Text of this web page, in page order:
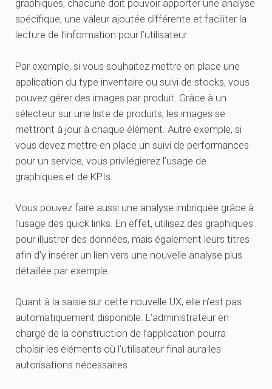
graphiques, chacune doit pouvoir apporter une analyse
spécifique, une valeur ajoutée différente et faciliter la
lecture de l’information pour l’utilisateur.
Par exemple, si vous souhaitez mettre en place une
application du type inventaire ou suivi de stocks, vous
pouvez gérer des images par produit. Grâce à un
sélecteur sur une liste de produits, les images se
mettront à jour à chaque élément. Autre exemple, si
vous devez mettre en place un suivi de performances
pour un service, vous privilégierez l’usage de
graphiques et de KPIs.
Vous pouvez faire aussi une analyse imbriquée grâce à
l’usage des quick links. En effet, utilisez des graphiques
pour illustrer des données, mais également leurs titres
afin d’y insérer un lien vers une nouvelle analyse plus
détaillée par exemple.
Quant à la saisie sur cette nouvelle UX, elle n’est pas
automatiquement disponible. L’administrateur en
charge de la construction de l’application pourra
choisir les éléments où l’utilisateur final aura les
autorisations nécessaires.